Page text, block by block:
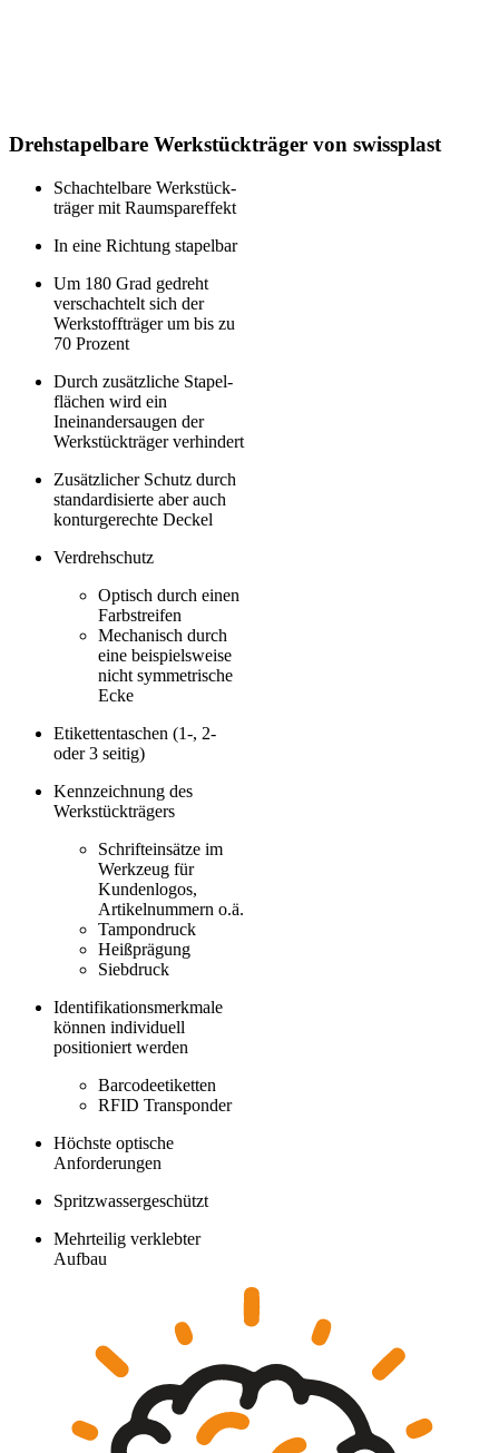
Drehstapelbare Werkstück­träger von swissplast
Schachtelbare Werkstück­
träger mit Raumspareffekt
In eine Richtung stapelbar
Um 180 Grad gedreht
verschachtelt sich der
Werkstoff­­träger um bis zu
70 Prozent
Durch zusätzliche Stapel­
flächen wird ein
Ineinander­­saugen der
Werkstück­­träger verhindert
Zusätzlicher Schutz durch
standardisierte aber auch
konturgerechte Deckel
Verdrehschutz
Optisch durch einen
Farbstreifen
Mechanisch durch
eine beispielsweise
nicht symmetrische
Ecke
Etikettentaschen (1-, 2-
oder 3 seitig)
Kennzeichnung des
Werkstückträgers
Schrifteinsätze im
Werkzeug für
Kundenlogos,
Artikelnummern o.ä.
Tampondruck
Heißprägung
Siebdruck
Identifikationsmerkmale
können individuell
positioniert werden
Barcodeetiketten
RFID Transponder
Höchste optische
Anforderungen
Spritzwassergeschützt
Mehrteilig verklebter
Aufbau